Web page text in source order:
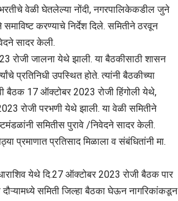
वेळी घेतलेल्‍या नोंदी, नगरपालिकेकडील जुने
करण्‍याचे निर्देश दिले. समितीने ठरवून
सादर केली.
रोजी जालना येथे झाली. या बैठकीसाठी शासन
उपस्थित होते. त्‍यांनी बैठकीच्‍या
बैठक 17 ऑक्टोबर 2023 रोजी हिंगोली येथे,
रोजी परभणी येथे झाली. या वेळी समितीने
समितीस पुरावे /निवेदने सादर केली.
प्रमाणात प्रतिसाद मिळाला व संबंधितांनी मा.
येथे दि.27 ऑक्टोबर 2023 रोजी बैठक पार
समिती जिल्‍हा बैठका घेऊन नागरिकांकडून